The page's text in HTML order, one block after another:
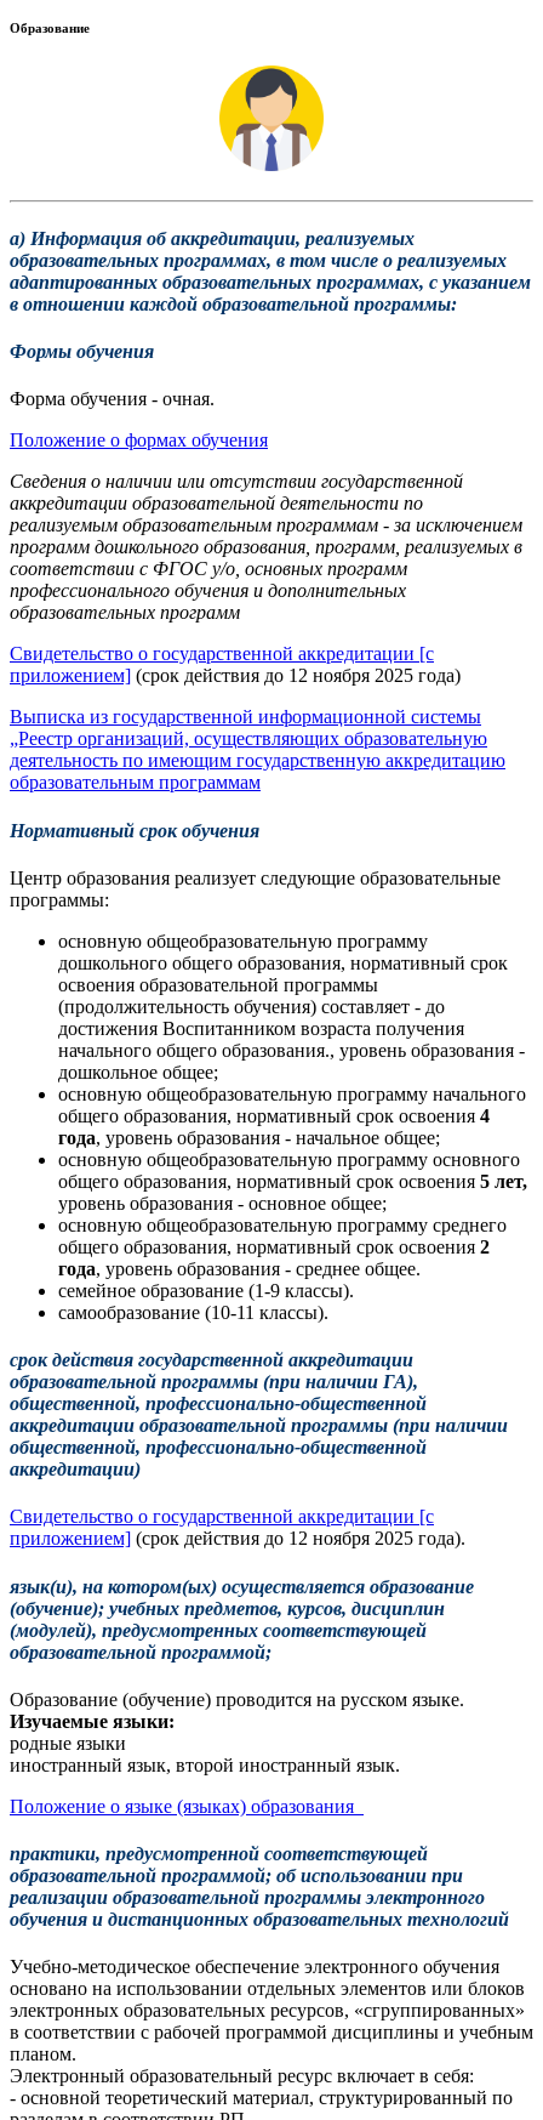
Образование
а) Информация об аккредитации, реализуемых
образовательных программах, в том числе о реализуемых
адаптированных образовательных программах, с указанием
в отношении каждой образовательной программы:
Формы обучения
Форма обучения - очная.
Положение о формах обучения
Сведения о наличии или отсутствии государственной
аккредитации образовательной деятельности по
реализуемым образовательным программам - за исключением
программ дошкольного образования, программ, реализуемых в
соответствии с ФГОС у/о, основных программ
профессионального обучения и дополнительных
образовательных программ
Свидетельство о государственной аккредитации [с
приложением] (срок действия до 12 ноября 2025 года)
Выписка из государственной информационной системы
„Реестр организаций, осуществляющих образовательную
деятельность по имеющим государственную аккредитацию
образовательным программам
Нормативный срок обучения
Центр образования реализует следующие образовательные
программы:
основную общеобразовательную программу
дошкольного общего образования, нормативный срок
освоения образовательной программы
(продолжительность обучения) составляет - до
достижения Воспитанником возраста получения
начального общего образования., уровень образования -
дошкольное общее;
основную общеобразовательную программу начального
общего образования, нормативный срок освоения 4
года, уровень образования - начальное общее;
основную общеобразовательную программу основного
общего образования, нормативный срок освоения 5 лет,
уровень образования - основное общее;
основную общеобразовательную программу среднего
общего образования, нормативный срок освоения 2
года, уровень образования - среднее общее.
семейное образование (1-9 классы).
самообразование (10-11 классы).
срок действия государственной аккредитации
образовательной программы (при наличии ГА),
общественной, профессионально-общественной
аккредитации образовательной программы (при наличии
общественной, профессионально-общественной
аккредитации)
Свидетельство о государственной аккредитации [с
приложением] (срок действия до 12 ноября 2025 года).
язык(и), на котором(ых) осуществляется образование
(обучение); учебных предметов, курсов, дисциплин
(модулей), предусмотренных соответствующей
образовательной программой;
Образование (обучение) проводится на русском языке.
Изучаемые языки:
родные языки
иностранный язык, второй иностранный язык.
Положение о языке (языках) образования
практики, предусмотренной соответствующей
образовательной программой; об использовании при
реализации образовательной программы электронного
обучения и дистанционных образовательных технологий
Учебно-методическое обеспечение электронного обучения
основано на использовании отдельных элементов или блоков
электронных образовательных ресурсов, «сгруппированных»
в соответствии с рабочей программой дисциплины и учебным
планом.
Электронный образовательный ресурс включает в себя:
- основной теоретический материал, структурированный по